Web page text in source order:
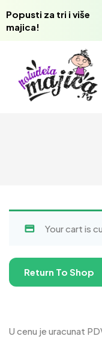
Popusti za tri i više
majica!
Your cart is
Return To Shop
U cenu je uracunat